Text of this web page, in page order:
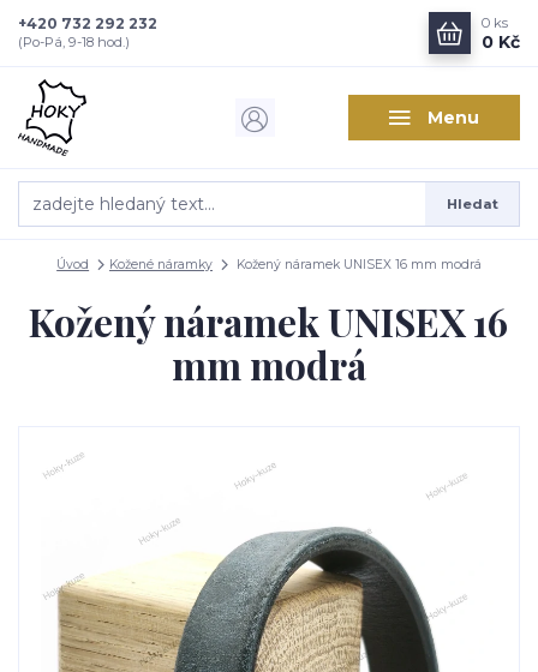
Menu
Hledat
+420 732 292 232
(Po-Pá, 9-18 hod.)
0 ks
0 Kč
Úvod Kožené náramky Kožený náramek UNISEX 16 mm modrá
Kožený náramek UNISEX 16
mm modrá